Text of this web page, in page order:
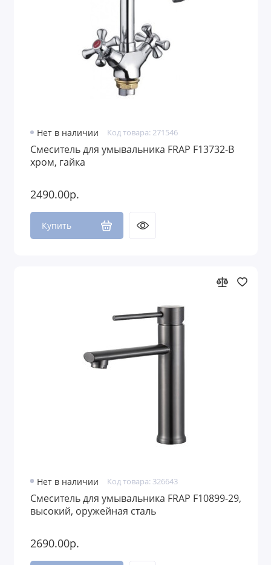
Нет в наличии Код товара: 271546
Смеситель для умывальника FRAP F13732-B
хром, гайка
2490.00р.
Купить
Нет в наличии Код товара: 326643
Смеситель для умывальника FRAP F10899-29,
высокий, оружейная сталь
2690.00р.